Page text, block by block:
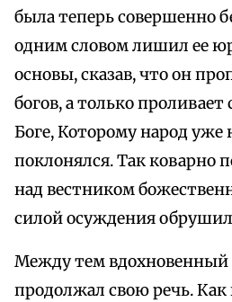
была теперь совершенно
одним словом лишил ее
основы, сказав, что он
богов, а только проливает
Боге, Которому народ уже
поклонялся. Так коварно
над вестником
силой осуждения
Между тем вдохновенный
продолжал свою речь.